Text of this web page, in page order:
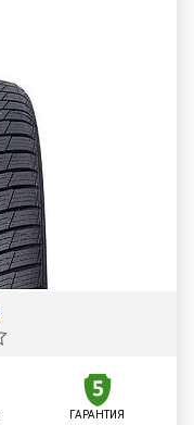
ГАРАНТИЯ